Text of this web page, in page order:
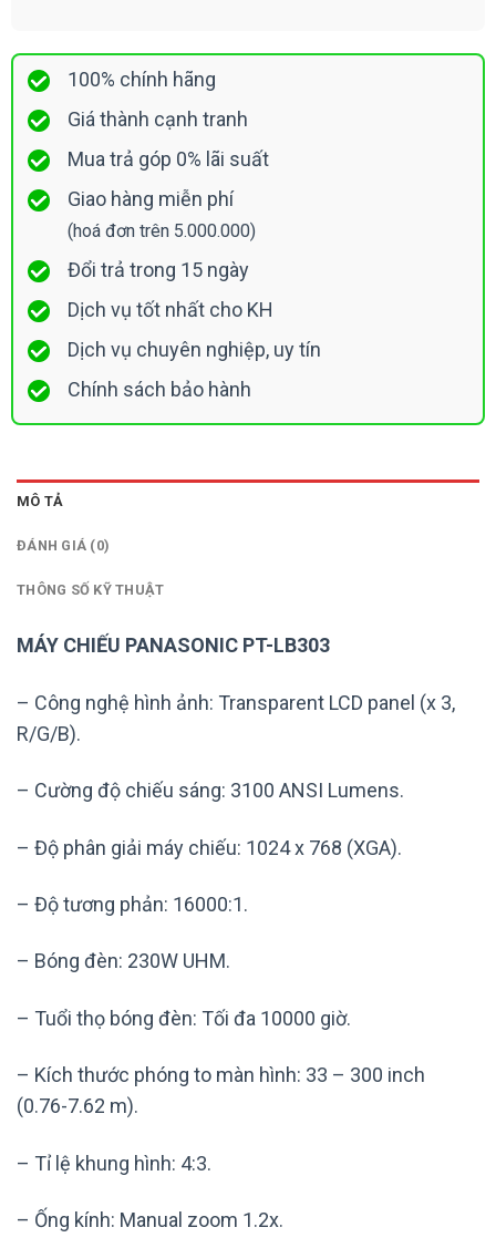
100% chính hãng
Giá thành cạnh tranh
Mua trả góp 0% lãi suất
Giao hàng miễn phí
(hoá đơn trên 5.000.000)
Đổi trả trong 15 ngày
Dịch vụ tốt nhất cho KH
Dịch vụ chuyên nghiệp, uy tín
Chính sách bảo hành
MÔ TẢ
ĐÁNH GIÁ (0)
THÔNG SỐ KỸ THUẬT
MÁY CHIẾU PANASONIC PT-LB303
– Công nghệ hình ảnh: Transparent LCD panel (x 3,
R/G/B).
– Cường độ chiếu sáng: 3100 ANSI Lumens.
– Độ phân giải máy chiếu: 1024 x 768 (XGA).
– Độ tương phản: 16000:1.
– Bóng đèn: 230W UHM.
– Tuổi thọ bóng đèn: Tối đa 10000 giờ.
– Kích thước phóng to màn hình: 33 – 300 inch
(0.76-7.62 m).
– Tỉ lệ khung hình: 4:3.
– Ống kính: Manual zoom 1.2x.